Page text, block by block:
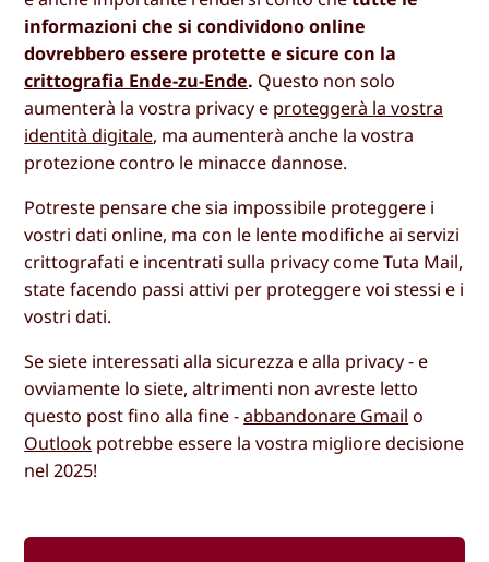
informazioni che si condividono online
dovrebbero essere protette e sicure con la
crittografia Ende-zu-Ende. Questo non solo
aumenterà la vostra privacy e proteggerà la vostra
identità digitale, ma aumenterà anche la vostra
protezione contro le minacce dannose.
Potreste pensare che sia impossibile proteggere i
vostri dati online, ma con le lente modifiche ai servizi
crittografati e incentrati sulla privacy come Tuta Mail,
state facendo passi attivi per proteggere voi stessi e i
vostri dati.
Se siete interessati alla sicurezza e alla privacy - e
ovviamente lo siete, altrimenti non avreste letto
questo post fino alla fine -abbandonare Gmail o
Outlook potrebbe essere la vostra migliore decisione
nel 2025!